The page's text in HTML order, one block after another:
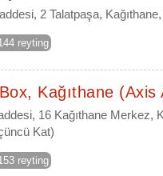
2 Talatpaşa,
reyting
Kağıthane (Axis
16 Kağıthane Merkez,
Kat)
reyting